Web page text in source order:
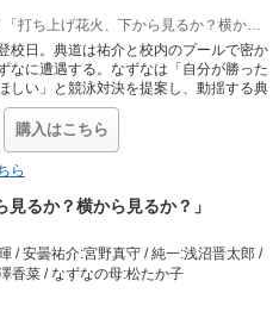
計:赤間三佐子 / 美術監督:鈴木朗 / 美術
集:関一彦 / 3D総監督:名倉晋作 / 3Dモデ
クター:中園麻衣 / 3DBGディレクター:山
沙 / 配給:松竹
った家に身を寄せる。団らんのなか、
ゆる願いを無差別に叶える神稚児だっ
、身寄りのない彼女を引き取った。そ
平穏な暮らしを送ってきた。しかし、
。美遊の生家へと訪れた二人。その前
が姿を現し——。美遊と士郎、エインズ
月刊コンプエース」角川コミックス・エ
ザイン:平田和也 / 音楽:加藤達也、
/ 音楽制作:ランティス / 配給:角川
「打ち上げ花火、下から見るか？横から見るか？」製作委員会
校日。典道は祐介と校内のプールで密か
なに遭遇する。なずなは「自分が勝った
しい」と競泳対決を提案し、動揺する典
ースがスタートする。
購入はこちら
ら
見るか？横から見るか？」
/ 安曇祐介:宮野真守 / 純一:浅沼晋太郎 /
香菜 / なずなの母:松たか子